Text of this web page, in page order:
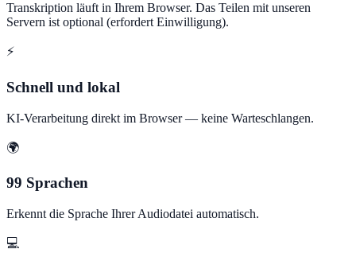
Transkription läuft in Ihrem Browser. Das Teilen mit unseren
Servern ist optional (erfordert Einwilligung).
⚡
Schnell und lokal
KI-Verarbeitung direkt im Browser — keine Warteschlangen.
🌍
99 Sprachen
Erkennt die Sprache Ihrer Audiodatei automatisch.
💻